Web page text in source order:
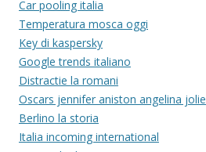
Car pooling italia
Temperatura mosca oggi
Key di kaspersky
Google trends italiano
Distractie la romani
Oscars jennifer aniston angelina jolie
Berlino la storia
Italia incoming international